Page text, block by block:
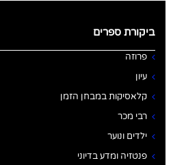
ביקורת ספרים
פרוזה
עיון
קלאסיקות במבחן הזמן
רבי מכר
ילדים ונוער
פנטזיה ומדע בדיוני